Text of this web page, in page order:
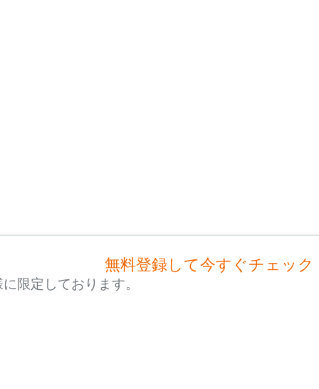
無料登録して今すぐチェック
限定しております。